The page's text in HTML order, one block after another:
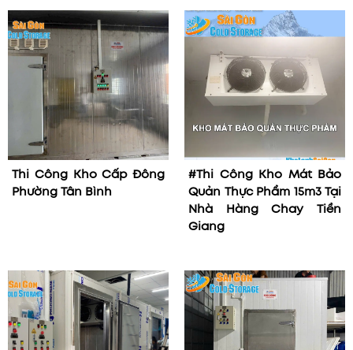
Thi Công Kho Cấp Đông
Phường Tân Bình
#Thi Công Kho Mát Bảo
Quản Thực Phẩm 15m3 Tại
Nhà Hàng Chay Tiền
Giang